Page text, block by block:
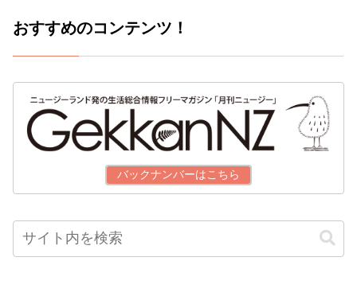
おすすめのコンテンツ！
バックナンバーはこちら